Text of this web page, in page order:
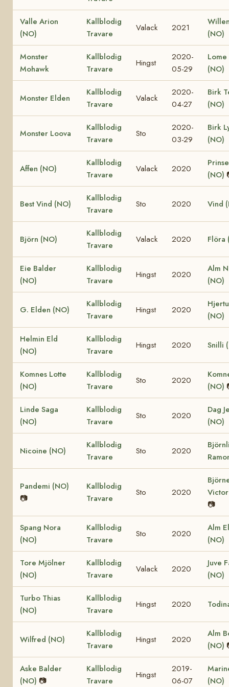
Valle Arion
(NO)
Kallblodig
Travare
Valack 2021
(NO)
Monster
Mohawk
Kallblodig
Travare
Hingst
2020-
05-29
Lome
(NO)
Monster Elden
Kallblodig
Travare
Valack
2020-
04-27
Birk
(NO)
Monster Loova
Kallblodig
Travare
Sto
2020-
03-29
Birk
(NO)
Affen (NO)
Kallblodig
Travare
Valack 2020
(NO)
Best Vind (NO)
Kallblodig
Travare
Sto 2020 Vind
Björn (NO)
Kallblodig
Travare
Valack 2020 Flöra
Eie Balder
(NO)
Kallblodig
Travare
Hingst 2020
Alm
(NO)
G. Elden (NO)
Kallblodig
Travare
Hingst 2020
(NO)
Helmin Eld
(NO)
Kallblodig
Travare
Hingst 2020 Snilli
Komnes Lotte
(NO)
Kallblodig
Travare
Sto 2020
(NO)
Linde Saga
(NO)
Kallblodig
Travare
Sto 2020
Dag
(NO)
Nicoine (NO)
Kallblodig
Travare
Sto 2020
Pandemi (NO)
📷
Kallblodig
Travare
Sto 2020
📷
Spang Nora
(NO)
Kallblodig
Travare
Sto 2020
Alm
(NO)
Tore Mjölner
(NO)
Kallblodig
Travare
Valack 2020
Juve
(NO)
Turbo Thias
(NO)
Kallblodig
Travare
Hingst 2020
Wilfred (NO)
Kallblodig
Travare
Hingst 2020
Alm
(NO)
Aske Balder
(NO) 📷
Kallblodig
Travare
Hingst
2019-
06-07
(NO)